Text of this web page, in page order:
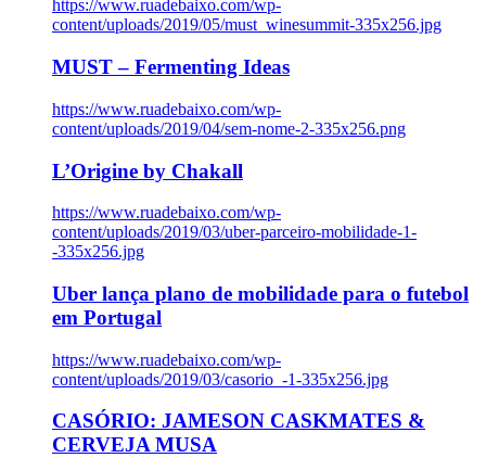
https://www.ruadebaixo.com/wp-
content/uploads/2019/05/must_winesummit-335x256.jpg
MUST – Fermenting Ideas
https://www.ruadebaixo.com/wp-
content/uploads/2019/04/sem-nome-2-335x256.png
L’Origine by Chakall
https://www.ruadebaixo.com/wp-
content/uploads/2019/03/uber-parceiro-mobilidade-1-
-335x256.jpg
Uber lança plano de mobilidade para o futebol
em Portugal
https://www.ruadebaixo.com/wp-
content/uploads/2019/03/casorio_-1-335x256.jpg
CASÓRIO: JAMESON CASKMATES &
CERVEJA MUSA